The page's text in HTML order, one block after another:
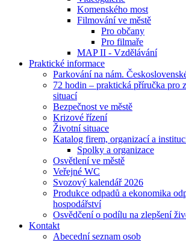
Komenského most
Filmování ve městě
Pro občany
Pro filmaře
MAP II - Vzdělávání
Praktické informace
Parkování na nám.
72 hodin – praktická příručka pro
situací
Bezpečnost ve městě
Krizové řízení
Životní situace
Katalog firem, organizací a
Spolky a organizace
Osvětlení ve městě
Veřejné WC
Svozový kalendář 2026
Produkce odpadů a ekonomika
hospodářství
Osvědčení o podílu na zlepšení
Kontakt
Abecední seznam osob